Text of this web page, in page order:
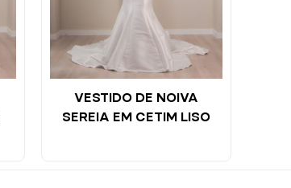
VESTIDO DE NOIVA
SEREIA EM CETIM LISO